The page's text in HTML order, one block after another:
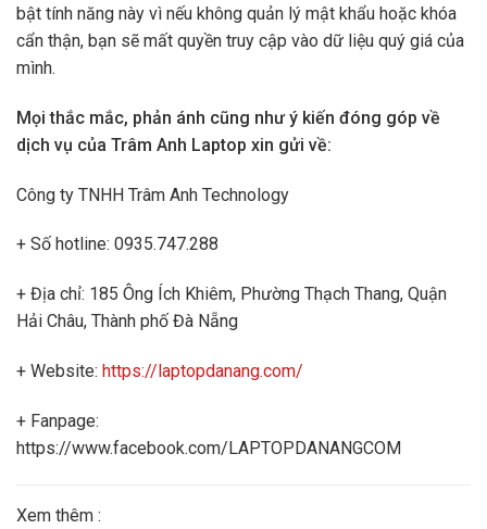
bật tính năng này vì nếu không quản lý mật khẩu hoặc khóa
cẩn thận, bạn sẽ mất quyền truy cập vào dữ liệu quý giá của
mình.
Mọi thắc mắc, phản ánh cũng như ý kiến đóng góp về
dịch vụ của Trâm Anh Laptop xin gửi về:
Công ty TNHH Trâm Anh Technology
+ Số hotline: 0935.747.288
+ Địa chỉ: 185 Ông Ích Khiêm, Phường Thạch Thang, Quận
Hải Châu, Thành phố Đà Nẵng
+ Website: https://laptopdanang.com/
+ Fanpage:
https://www.facebook.com/LAPTOPDANANGCOM
Xem thêm :